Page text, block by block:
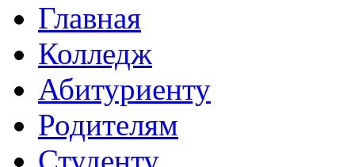
Главная
Колледж
Абитуриенту
Родителям